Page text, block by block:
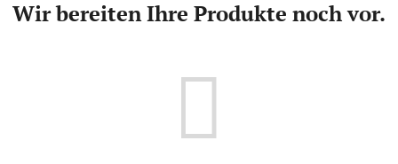
Wir bereiten Ihre Produkte noch vor.